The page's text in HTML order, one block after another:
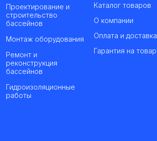
Проектирование и
строительство
бассейнов
Монтаж оборудования
Ремонт и
реконструкция
бассейнов
Гидроизоляционные
работы
Каталог товаров
О компании
Оплата и доставка
Гарантия на товар